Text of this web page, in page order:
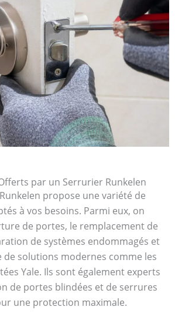
par un Serrurier Runkelen
propose une variété de
à vos besoins. Parmi eux, on
de portes, le remplacement de
de systèmes endommagés et
de solutions modernes comme les
Yale. Ils sont également experts
de portes blindées et de serrures
une protection maximale.